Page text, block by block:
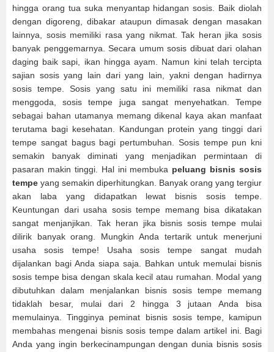
hingga orang tua suka menyantap hidangan sosis. Baik diolah
dengan digoreng, dibakar ataupun dimasak dengan masakan
lainnya, sosis memiliki rasa yang nikmat. Tak heran jika sosis
banyak penggemarnya. Secara umum sosis dibuat dari olahan
daging baik sapi, ikan hingga ayam. Namun kini telah tercipta
sajian sosis yang lain dari yang lain, yakni dengan hadirnya
sosis tempe. Sosis yang satu ini memiliki rasa nikmat dan
menggoda, sosis tempe juga sangat menyehatkan. Tempe
sebagai bahan utamanya memang dikenal kaya akan manfaat
terutama bagi kesehatan. Kandungan protein yang tinggi dari
tempe sangat bagus bagi pertumbuhan. Sosis tempe pun kni
semakin banyak diminati yang menjadikan permintaan di
pasaran makin tinggi. Hal ini membuka peluang bisnis sosis
tempe yang semakin diperhitungkan. Banyak orang yang tergiur
akan laba yang didapatkan lewat bisnis sosis tempe.
Keuntungan dari usaha sosis tempe memang bisa dikatakan
sangat menjanjikan. Tak heran jika bisnis sosis tempe mulai
dilirik banyak orang. Mungkin Anda tertarik untuk menerjuni
usaha sosis tempe! Usaha sosis tempe sangat mudah
dijalankan bagi Anda siapa saja. Bahkan untuk memulai bisnis
sosis tempe bisa dengan skala kecil atau rumahan. Modal yang
dibutuhkan dalam menjalankan bisnis sosis tempe memang
tidaklah besar, mulai dari 2 hingga 3 jutaan Anda bisa
memulainya. Tingginya peminat bisnis sosis tempe, kamipun
membahas mengenai bisnis sosis tempe dalam artikel ini. Bagi
Anda yang ingin berkecinampungan dengan dunia bisnis sosis